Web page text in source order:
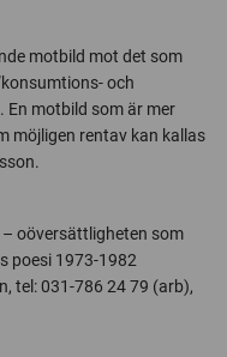
motbild mot det som
och
En motbild som är mer
möjligen rentav kan kallas
– oöversättligheten som
poesi 1973-1982
tel: 031-786 24 79 (arb),